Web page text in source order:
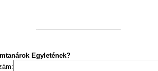
Egyletének?